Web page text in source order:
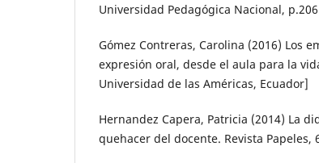
Universidad Pedagógica Nacional, p.206
Gómez Contreras, Carolina (2016) Los
expresión oral, desde el aula para la
Universidad de las Américas, Ecuador]
Hernandez Capera, Patricia (2014) La
quehacer del docente. Revista Papeles,